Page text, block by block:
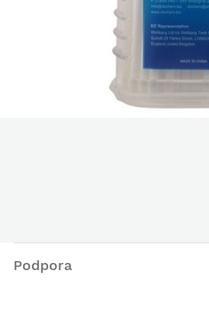
Podpora